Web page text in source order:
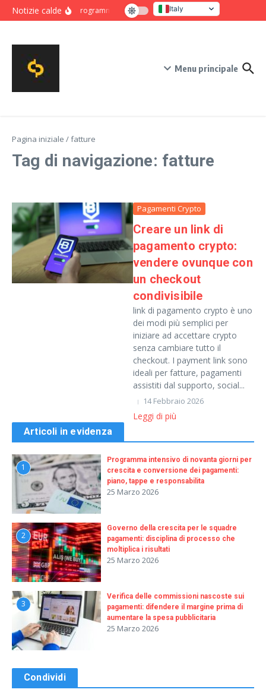
Salta al contenuto
Notizie calde Programma intensivo di novanta giorni per crescita e
Italy
United States
Menu principale
Pagina iniziale /fatture
Tag di navigazione: fatture
Pagamenti Crypto
Creare un link di
pagamento crypto:
vendere ovunque con
un checkout
condivisibile
link di pagamento crypto è uno
dei modi più semplici per
iniziare ad accettare crypto
senza cambiare tutto il
checkout. I payment link sono
ideali per fatture, pagamenti
assistiti dal supporto, social...
14 Febbraio 2026
Leggi di più
Articoli in evidenza
1
Programma intensivo di novanta giorni per
crescita e conversione dei pagamenti:
piano, tappe e responsabilita
25 Marzo 2026
2
Governo della crescita per le squadre
pagamenti: disciplina di processo che
moltiplica i risultati
25 Marzo 2026
3
Verifica delle commissioni nascoste sui
pagamenti: difendere il margine prima di
aumentare la spesa pubblicitaria
25 Marzo 2026
Condividi